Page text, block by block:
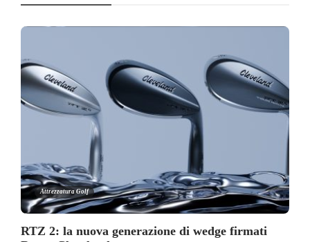
Attrezzatura Golf
RTZ 2: la nuova generazione di wedge firmati